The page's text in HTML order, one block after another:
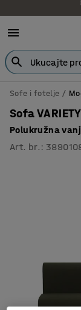
Sofe i fotelje
Sofa VARIETY
Polukružna
Art. br. :